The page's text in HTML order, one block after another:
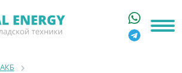
КАТАЛОГ